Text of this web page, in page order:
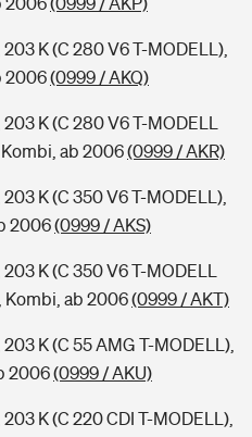
K (C 280 V6 T-MODELL),
2006(0999 / AKQ)
K (C 280 V6 T-MODELL
ab 2006(0999 / AKR)
K (C 350 V6 T-MODELL),
2006(0999 / AKS)
K (C 350 V6 T-MODELL
Kombi, ab 2006(0999 / AKT)
K (C 55 AMG T-MODELL),
2006(0999 / AKU)
K (C 220 CDI T-MODELL),